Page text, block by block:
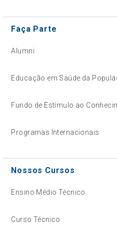
Faça Parte
Alumni
Educação em Saúde da
Fundo de Estímulo ao
Programas Internacionais
Nossos Cursos
Ensino Médio Técnico
Curso Técnico